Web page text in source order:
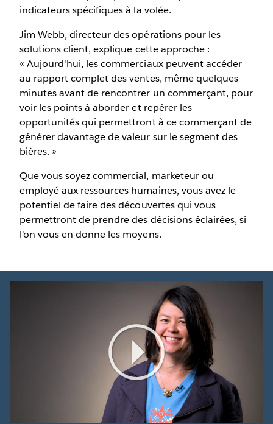
indicateurs spécifiques à la volée.
Jim Webb, directeur des opérations pour les
solutions client, explique cette approche :
« Aujourd'hui, les commerciaux peuvent accéder
au rapport complet des ventes, même quelques
minutes avant de rencontrer un commerçant, pour
voir les points à aborder et repérer les
opportunités qui permettront à ce commerçant de
générer davantage de valeur sur le segment des
bières. »
Que vous soyez commercial, marketeur ou
employé aux ressources humaines, vous avez le
potentiel de faire des découvertes qui vous
permettront de prendre des décisions éclairées, si
l'on vous en donne les moyens.
Play